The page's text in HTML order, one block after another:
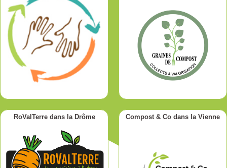
RoValTerre dans la Drôme Compost & Co dans la Vienne